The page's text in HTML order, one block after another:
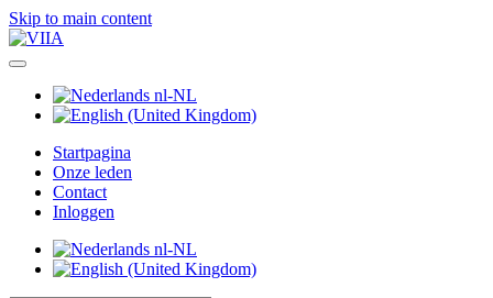
Skip to main content
Startpagina
Onze leden
Contact
Inloggen